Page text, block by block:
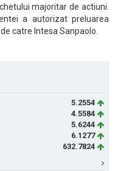
majoritar de actiuni.
a autorizat preluarea
catre Intesa Sanpaolo.
5.2554
4.5584
5.6244
6.1277
632.7824